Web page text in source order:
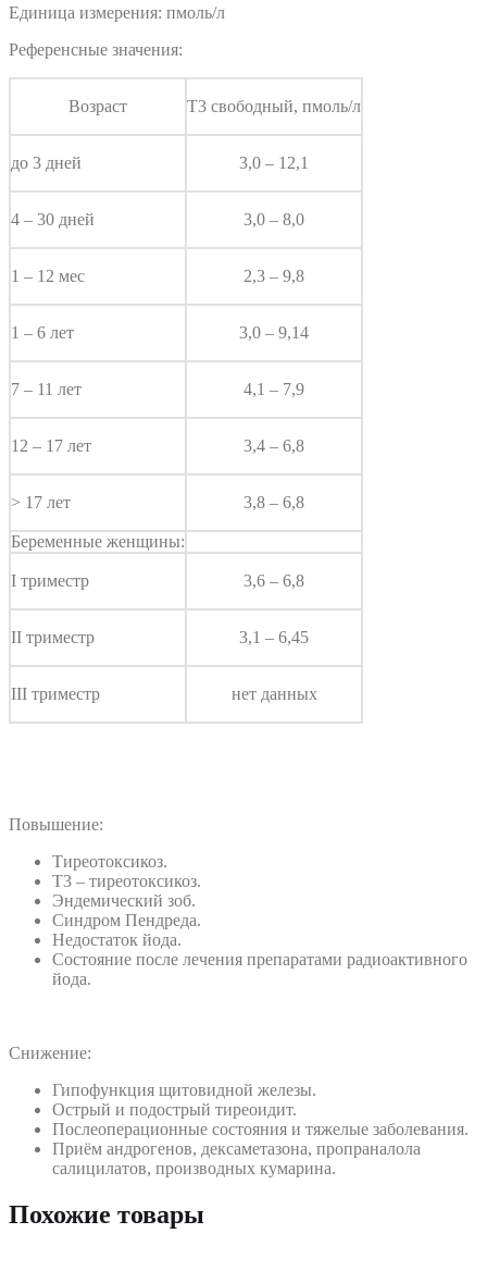
Единица измерения: пмоль/л
Референсные значения:
Возраст Т3 свободный, пмоль/л
до 3 дней 3,0 – 12,1
4 – 30 дней 3,0 – 8,0
1 – 12 мес 2,3 – 9,8
1 – 6 лет 3,0 – 9,14
7 – 11 лет 4,1 – 7,9
12 – 17 лет 3,4 – 6,8
> 17 лет 3,8 – 6,8
Беременные женщины:
I триместр 3,6 – 6,8
II триместр 3,1 – 6,45
III триместр нет данных
Повышение:
Тиреотоксикоз.
Т3 – тиреотоксикоз.
Эндемический зоб.
Синдром Пендреда.
Недостаток йода.
Состояние после лечения препаратами радиоактивного
йода.
Снижение:
Гипофункция щитовидной железы.
Острый и подострый тиреоидит.
Послеоперационные состояния и тяжелые заболевания.
Приём андрогенов, дексаметазона, пропраналола
салицилатов, производных кумарина.
Похожие товары